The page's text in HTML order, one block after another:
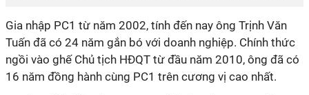
Gia nhập PC1 từ năm 2002, tính đến nay ông Trịnh Văn
Tuấn đã có 24 năm gắn bó với doanh nghiệp. Chính thức
ngồi vào ghế Chủ tịch HĐQT từ đầu năm 2010, ông đã có
16 năm đồng hành cùng PC1 trên cương vị cao nhất.